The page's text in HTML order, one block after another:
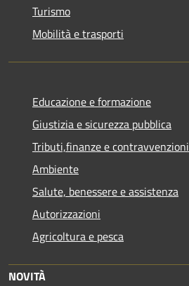
Turismo
Mobilità e trasporti
Educazione e formazione
Giustizia e sicurezza pubblica
Tributi,finanze e contravvenzioni
Ambiente
Salute, benessere e assistenza
Autorizzazioni
Agricoltura e pesca
NOVITÀ